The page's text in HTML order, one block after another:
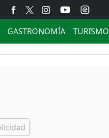
GASTRONOMÍA TURISMO